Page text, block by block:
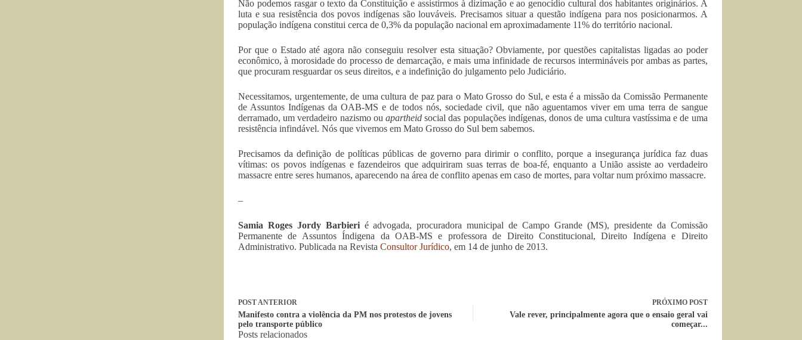
Não podemos rasgar o texto da Constituição e assistirmos à dizimação e ao genocídio cultural dos habitantes originários. A
luta e sua resistência dos povos indígenas são louváveis. Precisamos situar a questão indígena para nos posicionarmos. A
população indígena constitui cerca de 0,3% da população nacional em aproximadamente 11% do território nacional.
Por que o Estado até agora não conseguiu resolver esta situação? Obviamente, por questões capitalistas ligadas ao poder
econômico, à morosidade do processo de demarcação, e mais uma infinidade de recursos intermináveis por ambas as partes,
que procuram resguardar os seus direitos, e a indefinição do julgamento pelo Judiciário.
Necessitamos, urgentemente, de uma cultura de paz para o Mato Grosso do Sul, e esta é a missão da Comissão Permanente
de Assuntos Indígenas da OAB-MS e de todos nós, sociedade civil, que não aguentamos viver em uma terra de sangue
derramado, um verdadeiro nazismo ouapartheid social das populações indígenas, donos de uma cultura vastíssima e de uma
resistência infindável. Nós que vivemos em Mato Grosso do Sul bem sabemos.
Precisamos da definição de políticas públicas de governo para dirimir o conflito, porque a insegurança jurídica faz duas
vítimas: os povos indígenas e fazendeiros que adquiriram suas terras de boa-fé, enquanto a União assiste ao verdadeiro
massacre entre seres humanos, aparecendo na área de conflito apenas em caso de mortes, para voltar num próximo massacre.
–
Samia Roges Jordy Barbierié advogada, procuradora municipal de Campo Grande (MS), presidente da Comissão
Permanente de Assuntos Índigena da OAB-MS e professora de Direito Constitucional, Direito Indígena e Direito
Administrativo. Publicada na Revista Consultor Jurídico, em 14 de junho de 2013.
POSTANTERIOR
Manifesto contra a violência da PM nos protestos de jovens
pelo transporte público
PRÓXIMO POST
Vale rever, principalmente agora que o ensaio geral vai
começar...
Posts relacionados